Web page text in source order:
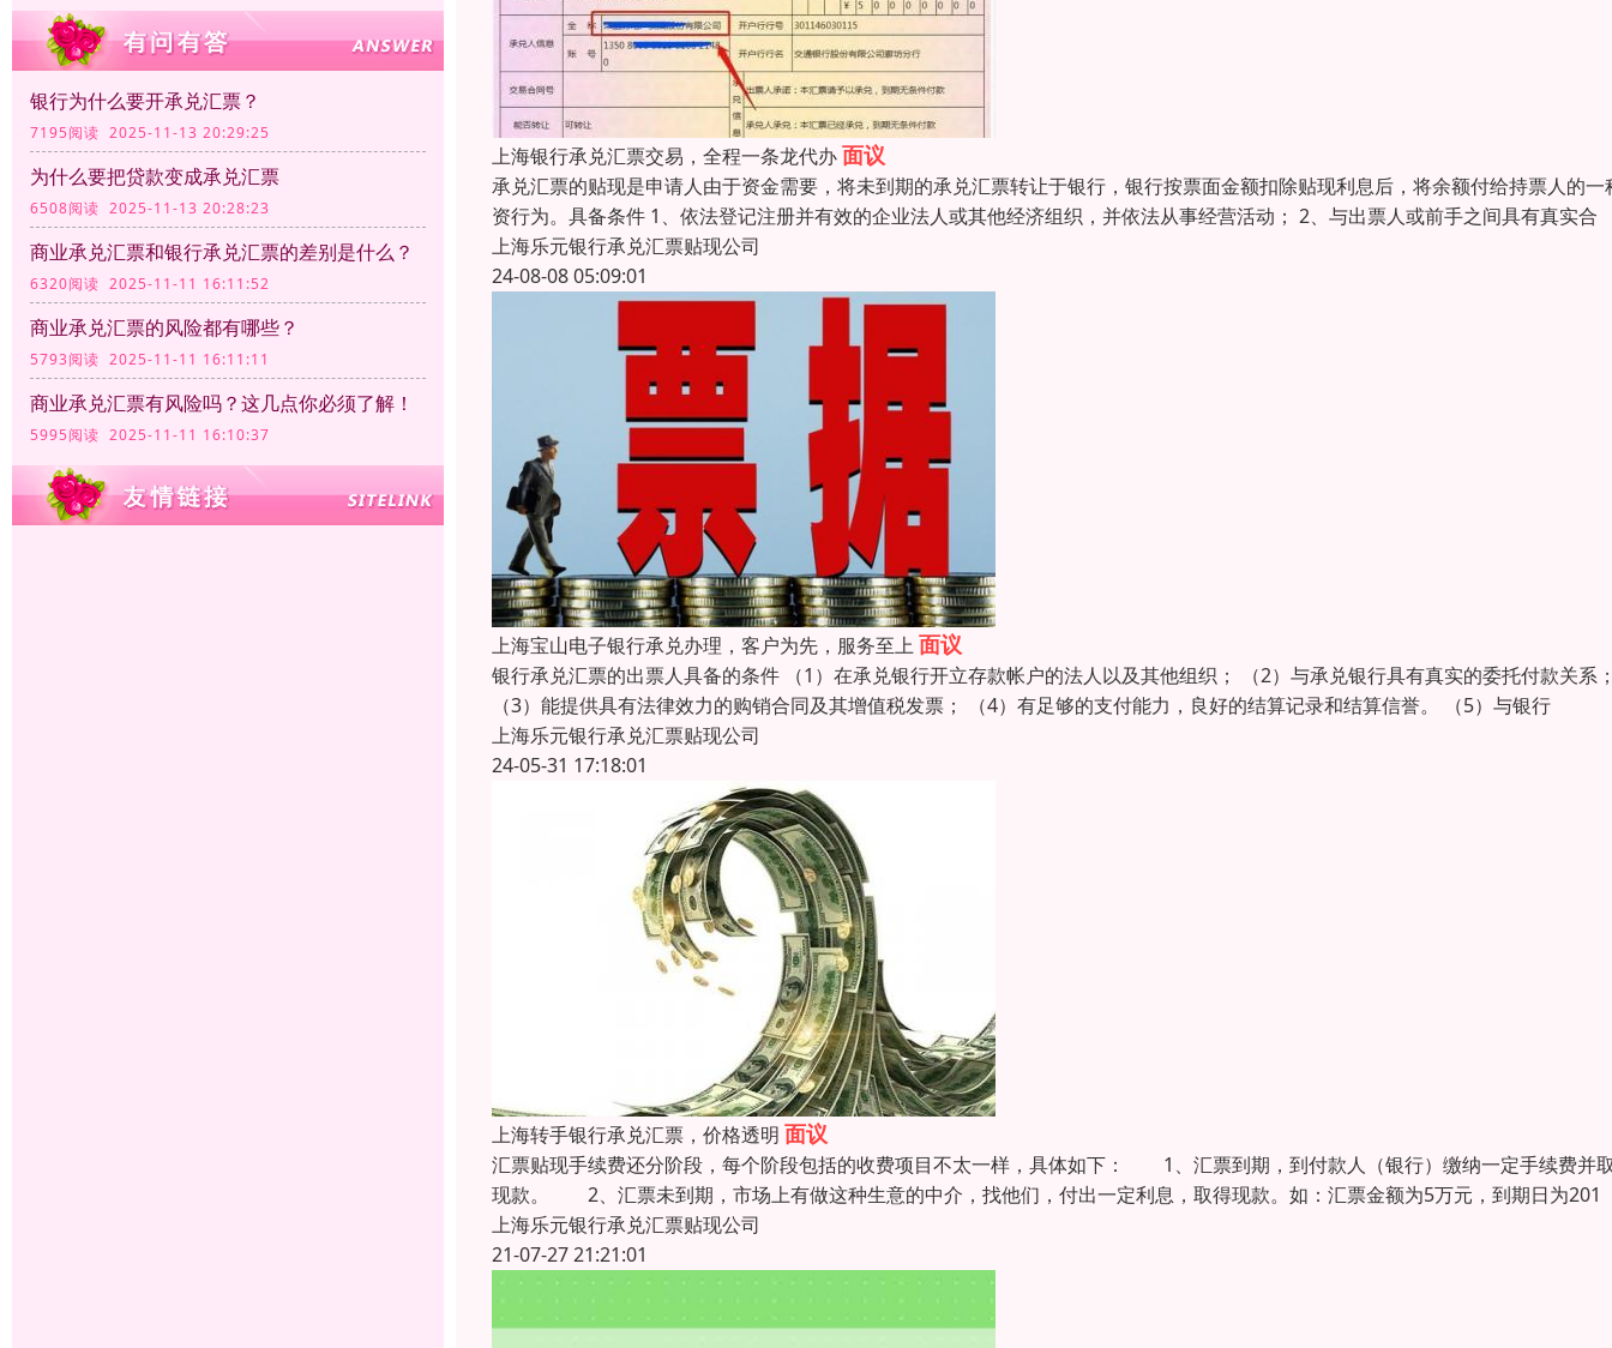
银行为什么要开承兑汇票？
7195阅读 2025-11-13 20:29:25
为什么要把贷款变成承兑汇票
6508阅读 2025-11-13 20:28:23
商业承兑汇票和银行承兑汇票的差别是什么？
6320阅读 2025-11-11 16:11:52
商业承兑汇票的风险都有哪些？
5793阅读 2025-11-11 16:11:11
商业承兑汇票有风险吗？这几点你必须了解！
5995阅读 2025-11-11 16:10:37
上海银行承兑汇票交易，全程一条龙代办面议
承兑汇票的贴现是申请人由于资金需要，将未到期的承兑汇票转让于银行，银行按票面金额扣除贴现利息后，将余额付给持票人的一
资行为。具备条件 1、依法登记注册并有效的企业法人或其他经济组织，并依法从事经营活动； 2、与出票人或前手之间具有真实合
上海乐元银行承兑汇票贴现公司
24-08-08 05:09:01
上海宝山电子银行承兑办理，客户为先，服务至上 面议
银行承兑汇票的出票人具备的条件 （1）在承兑银行开立存款帐户的法人以及其他组织； （2）与承兑银行具有真实的委托付款关系
（3）能提供具有法律效力的购销合同及其增值税发票； （4）有足够的支付能力，良好的结算记录和结算信誉。 （5）与银行
上海乐元银行承兑汇票贴现公司
24-05-31 17:18:01
上海转手银行承兑汇票，价格透明 面议
汇票贴现手续费还分阶段，每个阶段包括的收费项目不太一样，具体如下： 1、汇票到期，到付款人（银行）缴纳一定手续费并
现款。 2、汇票未到期，市场上有做这种生意的中介，找他们，付出一定利息，取得现款。如：汇票金额为5万元，到期日为201
上海乐元银行承兑汇票贴现公司
21-07-27 21:21:01